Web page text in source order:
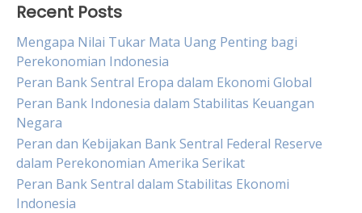
Recent Posts
Mengapa Nilai Tukar Mata Uang Penting bagi
Perekonomian Indonesia
Peran Bank Sentral Eropa dalam Ekonomi Global
Peran Bank Indonesia dalam Stabilitas Keuangan
Negara
Peran dan Kebijakan Bank Sentral Federal Reserve
dalam Perekonomian Amerika Serikat
Peran Bank Sentral dalam Stabilitas Ekonomi
Indonesia